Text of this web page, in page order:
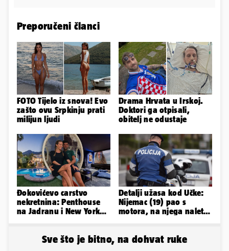
Preporučeni članci
FOTO Tijelo iz snova! Evo
zašto ovu Srpkinju prati
milijun ljudi
Drama Hrvata u Irskoj.
Doktori ga otpisali,
obitelj ne odustaje
Đokovićevo carstvo
nekretnina: Penthouse
na Jadranu i New Yorku,
Detalji užasa kod Učke:
Nijemac (19) pao s
motora, na njega naletio
Sve što je bitno, na dohvat ruke